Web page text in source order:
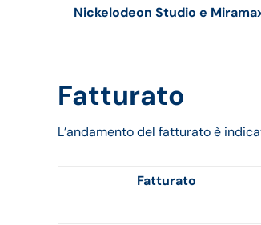
Nickelodeon Studio e
Fatturato
L’andamento del fatturato è
Fatturato